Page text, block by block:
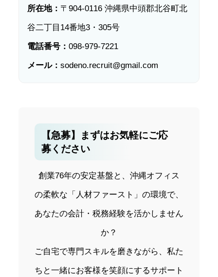
所在地： 〒904-0116 沖縄県中頭郡北谷町北
谷二丁目14番地3・305号
電話番号： 098-979-7221
メール： sodeno.recruit@gmail.com
【急募】まずはお気軽にご応
募ください
創業76年の安定基盤と、沖縄オフィス
の柔軟な「人材ファースト」の環境で、
あなたの会計・税務経験を活かしません
か？
ご自宅で専門スキルを磨きながら、私た
ちと一緒にお客様を笑顔にするサポート